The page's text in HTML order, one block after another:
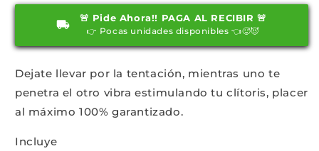
placer
placer
🚨 Pide Ahora!! PAGA AL RECIBIR 🚨
👉 Pocas unidades disponibles 👈🥵😈
Dejate llevar por la tentación, mientras uno te
penetra el otro vibra estimulando tu clítoris, placer
al máximo 100% garantizado.
Incluye